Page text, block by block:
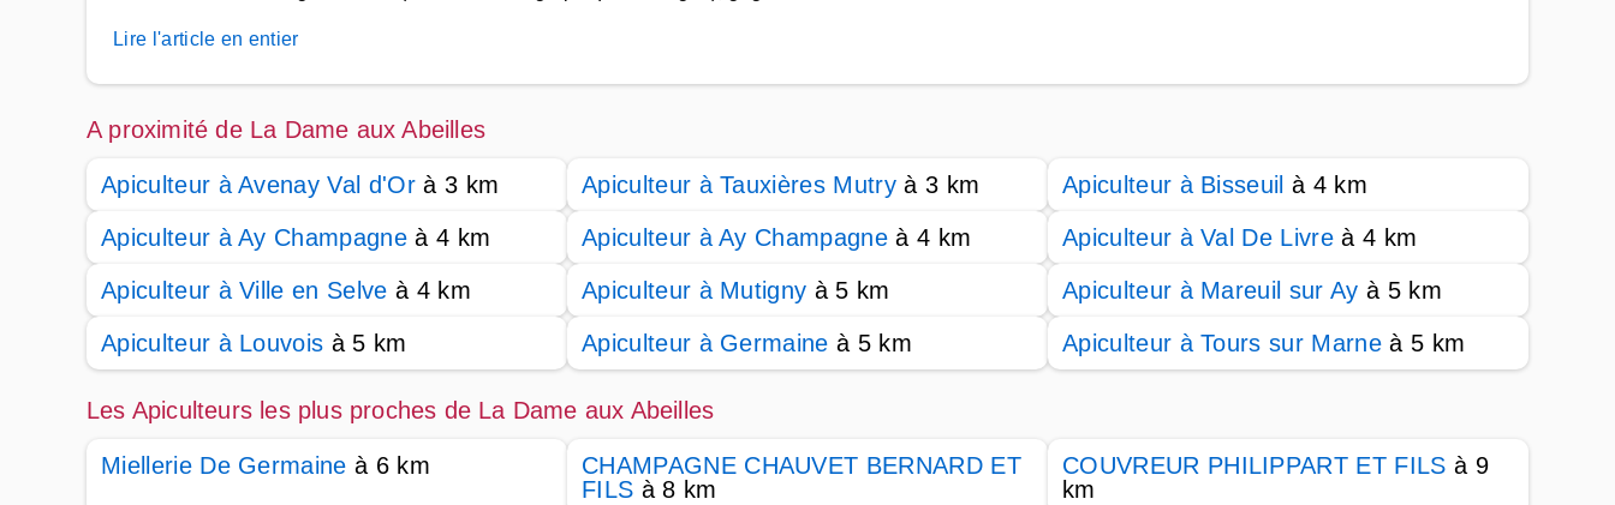
Lire l'article en entier
A proximité de La Dame aux Abeilles
Apiculteur à Avenay Val d'Orà 3 km Apiculteur à Tauxières Mutryà 3 km Apiculteur à Bisseuil à 4 km
Apiculteur à Ay Champagne à 4 km Apiculteur à Ay Champagne à 4 km Apiculteur à Val De Livre à 4 km
Apiculteur à Ville en Selve à 4 km Apiculteur à Mutigny à 5 km Apiculteur à Mareuil sur Ay à 5 km
Apiculteur à Louvois à 5 km Apiculteur à Germaine à 5 km Apiculteur à Tours sur Marneà 5 km
Les Apiculteurs les plus proches de La Dame aux Abeilles
Miellerie De Germaine à 6 km
CHAMPAGNE CHAUVET BERNARD ET
FILS à 8 km
COUVREUR PHILIPPART ET FILS à 9
km